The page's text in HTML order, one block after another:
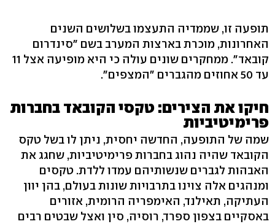
תופעה זו, שממדיה התעצמו בשלושים השנים
האחרונות, מוכרת בארצות המערב בשם "סינדרום
קובאד". ממחקרים שונים עולה כי היא מופיעה אצל 11
עד 50 אחוזים מהגברים "המצפים".
חיקו את הצירים: טקסי הקובאד בחברות
פרימיטיביות
שמה של התופעה, החדשה יחסית, ניתן לו בשל טקס
הקובאד שהיה נהוג בחברות פרימיטיביות, שחגג את
האבהות לגברים שנשותיהם עמדו ללדת. טקסים
ומנהגים אלה צוינו בתרבויות שונות בעולם, בהן יוון
העתיקה, תאילנד, האימפריה הרומית, אזורים
באסקיים בצפון ספרד, רוסיה, סין ואצל שבטים רבים